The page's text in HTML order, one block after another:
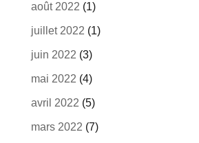
août 2022 (1)
juillet 2022 (1)
juin 2022 (3)
mai 2022 (4)
avril 2022 (5)
mars 2022 (7)